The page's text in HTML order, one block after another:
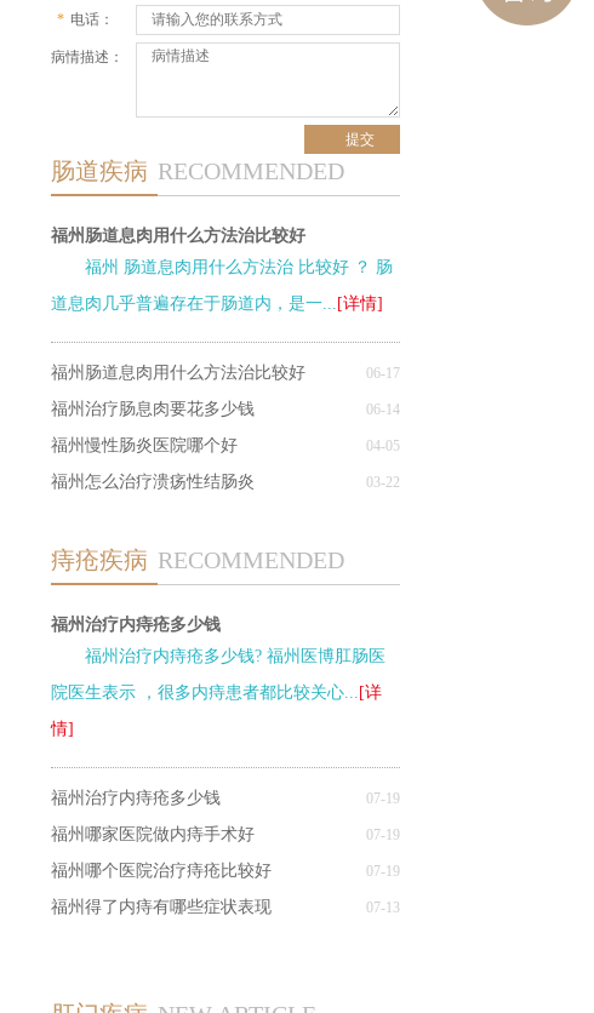
* 电话：
病情描述：
肠道疾病 RECOMMENDED
福州肠道息肉用什么方法治比较好
福州 肠道息肉用什么方法治 比较好 ？ 肠
道息肉几乎普遍存在于肠道内，是一... [详情]
06-17
福州肠道息肉用什么方法治比较好
06-14
福州治疗肠息肉要花多少钱
04-05
福州慢性肠炎医院哪个好
03-22
福州怎么治疗溃疡性结肠炎
痔疮疾病 RECOMMENDED
福州治疗内痔疮多少钱
福州治疗内痔疮多少钱? 福州医博肛肠医
院医生表示 ，很多内痔患者都比较关心... [详
情]
07-19
福州治疗内痔疮多少钱
07-19
福州哪家医院做内痔手术好
07-19
福州哪个医院治疗痔疮比较好
07-13
福州得了内痔有哪些症状表现